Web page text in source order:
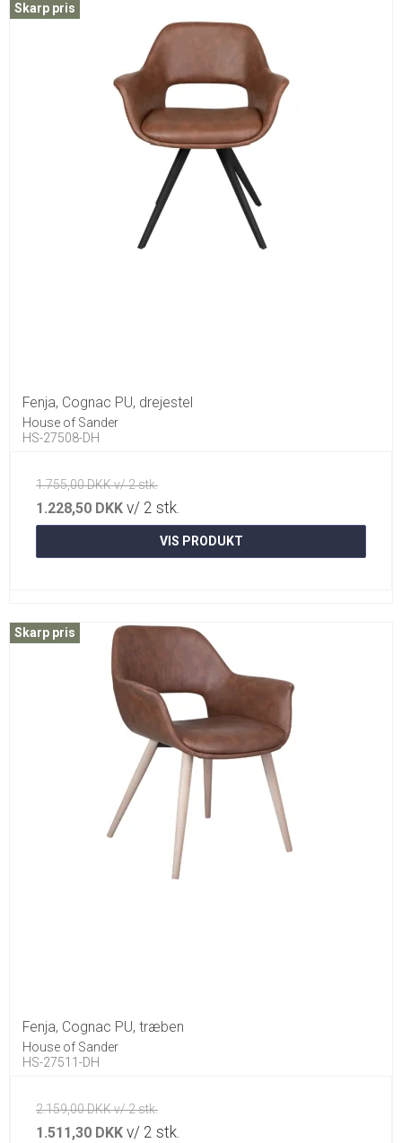
Skarp pris
Fenja, Cognac PU, drejestel
House of Sander
HS-27508-DH
1.755,00 DKK v/ 2 stk.
1.228,50 DKK v/ 2 stk.
VIS PRODUKT
Skarp pris
Fenja, Cognac PU, træben
House of Sander
HS-27511-DH
2.159,00 DKK v/ 2 stk.
1.511,30 DKK v/ 2 stk.